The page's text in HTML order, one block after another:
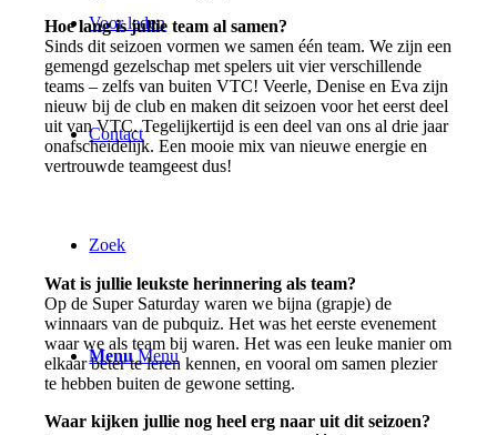
Voor leden
Contact
Zoek
Menu Menu
Hoe lang is jullie team al samen?
Sinds dit seizoen vormen we samen één team. We zijn een
gemengd gezelschap met spelers uit vier verschillende
teams – zelfs van buiten VTC! Veerle, Denise en Eva zijn
nieuw bij de club en maken dit seizoen voor het eerst deel
uit van VTC. Tegelijkertijd is een deel van ons al drie jaar
onafscheidelijk. Een mooie mix van nieuwe energie en
vertrouwde teamgeest dus!
Wat is jullie leukste herinnering als team?
Op de Super Saturday waren we bijna (grapje) de
winnaars van de pubquiz. Het was het eerste evenement
waar we als team bij waren. Het was een leuke manier om
elkaar beter te leren kennen, en vooral om samen plezier
te hebben buiten de gewone setting.
Waar kijken jullie nog heel erg naar uit dit seizoen?